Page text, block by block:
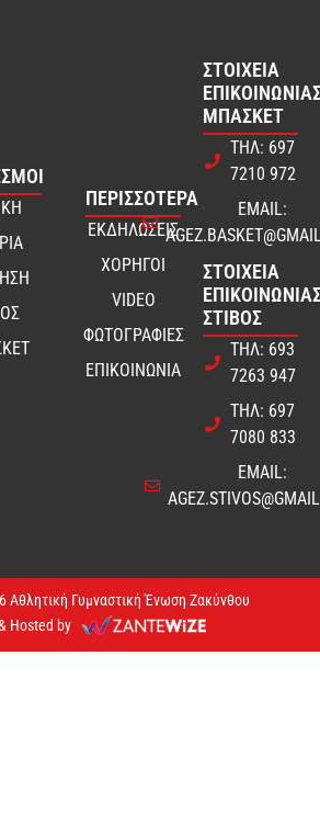
ΠΕΡΙΣΣΟΤΕΡΑ
ΕΚΔΗΛΩΣΕΙΣ
ΧΟΡΗΓΟΙ
VIDEO
ΦΩΤΟΓΡΑΦΙΕΣ
ΕΠΙΚΟΙΝΩΝΙΑ
ΣΤΟΙΧΕΊΑ
ΜΠΆΣΚΕΤ
ΤΗΛ: 697
7210 972
EMAIL:
ΣΤΟΙΧΕΊΑ
ΣΤΊΒΟΣ
ΤΗΛ: 693
7263 947
ΤΗΛ: 697
7080 833
EMAIL:
Αθλητική Γυμναστική Ένωση Ζακύνθου
Hosted by